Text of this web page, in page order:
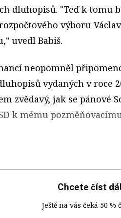
dluhopisů. "Teď k tomu
výboru
uvedl Babiš.
neopomněl
vydaných v roce
zvědavý, jak se pánové
k mému
Chcete číst
Ještě na vás čeká 50 %